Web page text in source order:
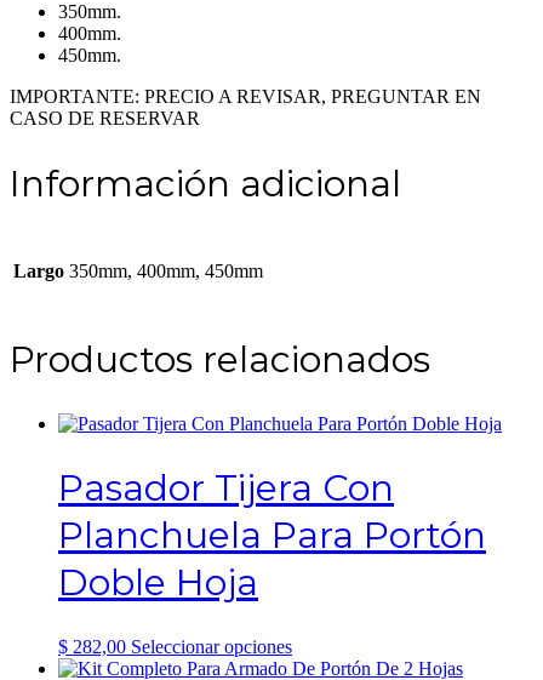
350mm.
400mm.
450mm.
IMPORTANTE: PRECIO A REVISAR, PREGUNTAR EN
CASO DE RESERVAR
Información adicional
Largo 350mm, 400mm, 450mm
Productos relacionados
Pasador Tijera Con
Planchuela Para Portón
Doble Hoja
$ 282,00 Seleccionar opcionesEste
producto